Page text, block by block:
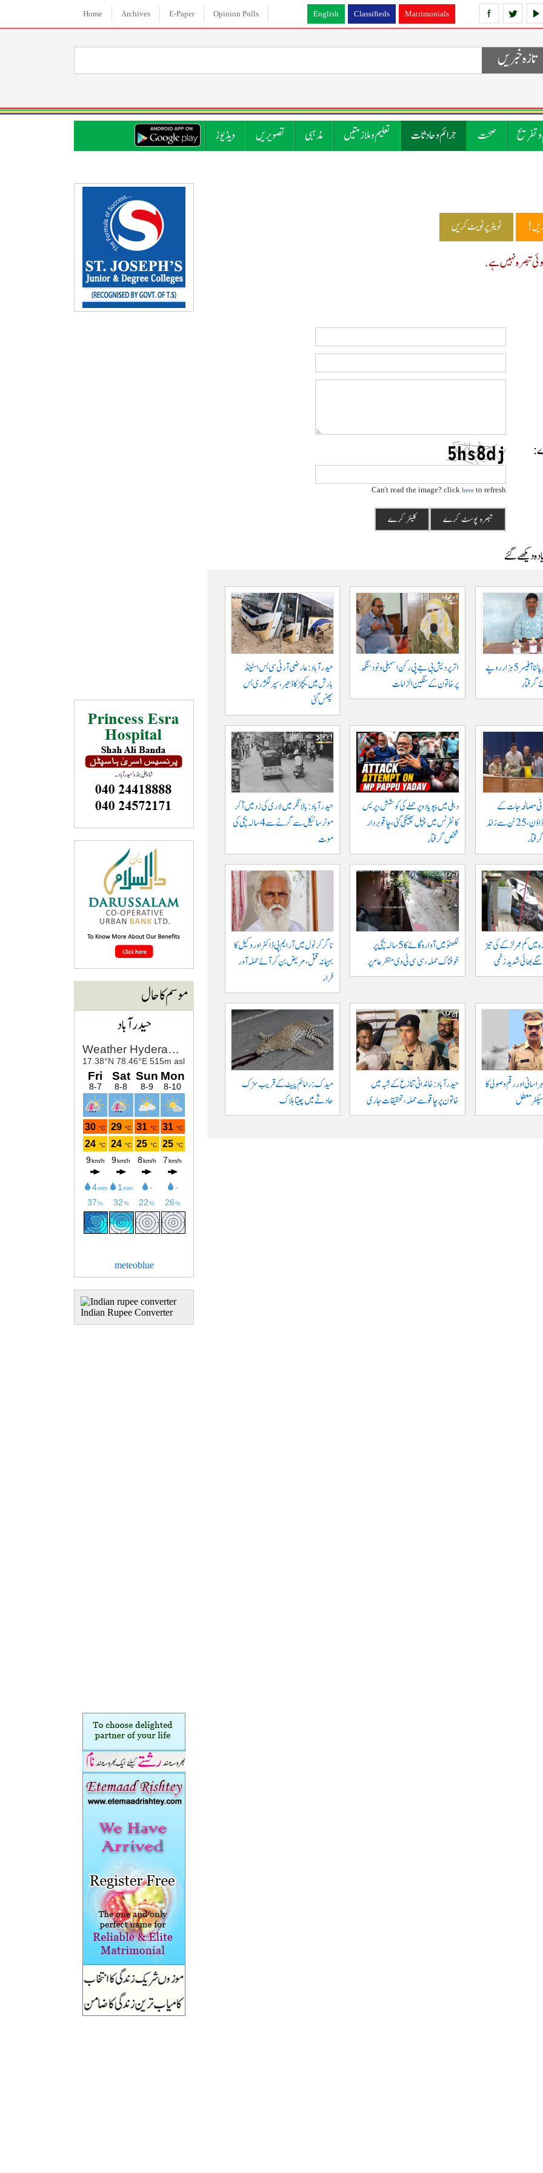
English Classifieds Matrimonials
Home Archives E-Paper Opinion Polls
تازہ خبریں
تفریح صحت جرائم و حادثات تعلیم و ملازمتیں مذہبی تصویریں ویڈیوز
ٹویٹر پر ٹویٹ کریں
تبصرہ نہیں ہے.
Can't read the image? click hereto refresh
دیکھے گئے
جگتیال میں گرام پالنا آفیسر 5 ہزار روپے
اتر پردیش بی جے پی رکن اسمبلی ونود سنگھ
پر خاتون کے سنگین الزامات
حیدرآباد: عارضی آر ٹی سی بس اسٹینڈ
بارش میں کیچڑ کا ڈھیر، سپر لگژری بس
پھنس گئی
مصالحہ جات کے
خلاف بڑا کریک ڈاؤن، 25 ٹن سے زائد
دہلی میں پپو یادو پر حملے کی کوشش، پریس
کانفرنس میں چپل پھینکی گئی، چاقو بردار
شخص گرفتار
حیدرآباد: بالا نگر میں لاری کی زد میں آکر
موٹرسائیکل سے گرنے سے 4 سالہ بچی کی
موت
میں کم عمر لڑکے کی تیز
سگے بھائی شدید زخمی
لکھنؤ میں آوارہ گائے کا 5 سالہ بچی پر
خوفناک حملہ، سی سی ٹی وی منظر عام پر
ناگرکرنول میں آر ایم پی ڈاکٹر اور وکیل کا
بہیمانہ قتل، مریض بن کر آئے حملہ آور
فرار
اور رقم وصولی کا
معطل
حیدرآباد: خاندانی تنازع کے شبہ میں
خاتون پر چاقو سے حملہ، تحقیقات جاری
میدک: رامائم پیٹ کے قریب سڑک
حادثے میں چیتا ہلاک
موسم کا حال
حیدرآباد
meteoblue
Indian Rupee Converter